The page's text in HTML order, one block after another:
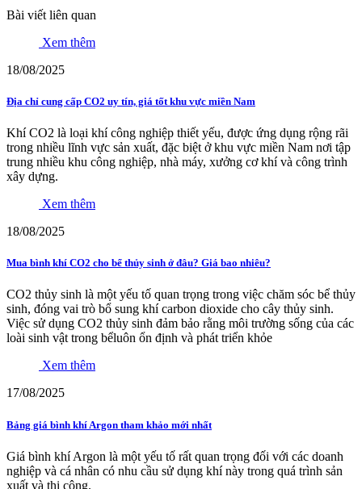
Bài viết liên quan
Xem thêm
18/08/2025
Địa chỉ cung cấp CO2 uy tín, giá tốt khu vực miền Nam
Khí CO2 là loại khí công nghiệp thiết yếu, được ứng dụng rộng rãi
trong nhiều lĩnh vực sản xuất, đặc biệt ở khu vực miền Nam nơi tập
trung nhiều khu công nghiệp, nhà máy, xưởng cơ khí và công trình
xây dựng.
Xem thêm
18/08/2025
Mua bình khí CO2 cho bể thủy sinh ở đâu? Giá bao nhiêu?
CO2 thủy sinh là một yếu tố quan trọng trong việc chăm sóc bể thủy
sinh, đóng vai trò bổ sung khí carbon dioxide cho cây thủy sinh.
Việc sử dụng CO2 thủy sinh đảm bảo rằng môi trường sống của các
loài sinh vật trong bểluôn ổn định và phát triển khỏe
Xem thêm
17/08/2025
Bảng giá bình khí Argon tham khảo mới nhất
Giá bình khí Argon là một yếu tố rất quan trọng đối với các doanh
nghiệp và cá nhân có nhu cầu sử dụng khí này trong quá trình sản
xuất và thi công.